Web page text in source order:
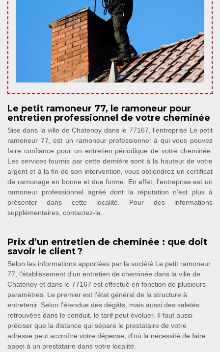
Le petit ramoneur 77, le ramoneur pour
entretien professionnel de votre cheminée
Sise dans la ville de Chatenoy dans le 77167, l’entreprise Le petit
ramoneur 77, est un ramoneur professionnel à qui vous pouvez
faire confiance pour un entretien périodique de votre cheminée.
Les services fournis par cette dernière sont à la hauteur de votre
argent et à la fin de son intervention, vous obtiendrez un certificat
de ramonage en bonne et due forme. En effet, l’entreprise est un
ramoneur professionnel agréé dont la réputation n’est plus à
présenter dans cette localité. Pour des informations
supplémentaires, contactez-la.
Prix d’un entretien de cheminée : que doit
savoir le client ?
Selon les informations apportées par la société Le petit ramoneur
77, l’établissement d’un entretien de cheminée dans la ville de
Chatenoy et dans le 77167 est effectué en fonction de plusieurs
paramètres. Le premier est l’état général de la structure à
entretenir. Selon l’étendue des dégâts, mais aussi des saletés
retrouvées dans le conduit, le tarif peut évoluer. Il faut aussi
préciser que la distance qui sépare le prestataire de votre
adresse peut accroître votre dépense, d’où la nécessité de faire
appel à un prestataire dans votre localité.